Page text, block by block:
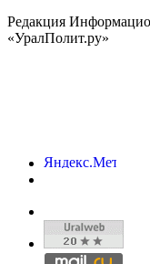
Редакция
«УралПолит.ру»